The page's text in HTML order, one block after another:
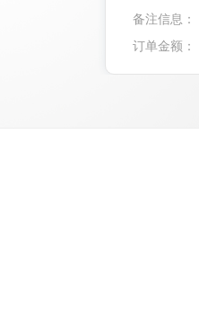
备注信息：
订单金额：
实付金额：